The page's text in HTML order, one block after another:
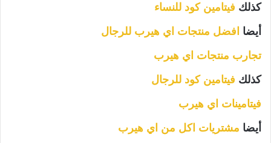
كذلك فيتامين كود للنساء
أيضا افضل منتجات اي هيرب للرجال
تجارب منتجات اي هيرب
كذلك فيتامين كود للرجال
فيتامينات اي هيرب
أيضا مشتريات اكل من اي هيرب